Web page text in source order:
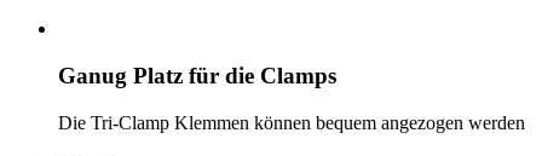
Ganug Platz für die Clamps
Die Tri-Clamp Klemmen können bequem angezogen werden